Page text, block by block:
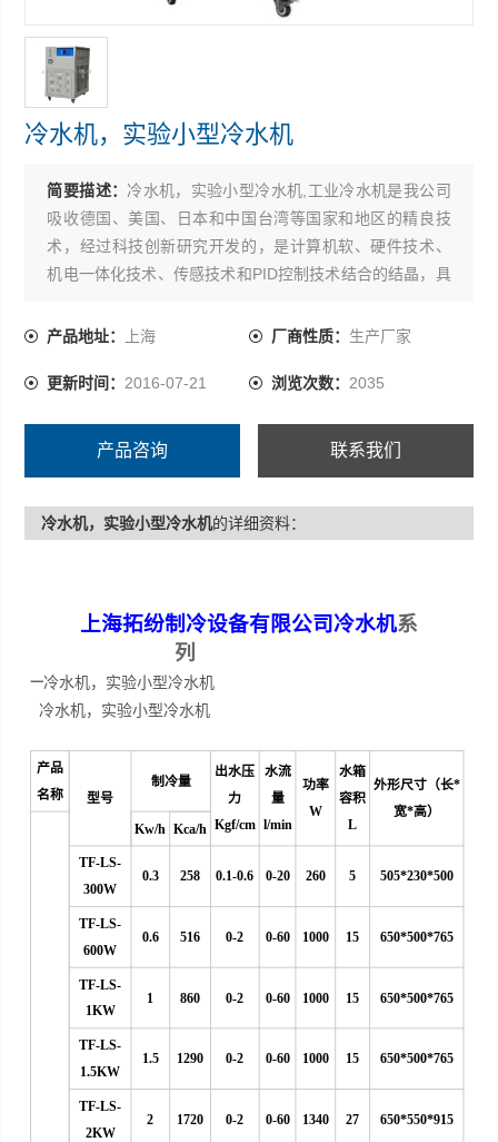
冷水机，实验小型冷水机
简要描述： 冷水机，实验小型冷水机,工业冷水机是我公司
吸收德国、美国、日本和中国台湾等国家和地区的精良技
术，经过科技创新研究开发的，是计算机软、硬件技术、
机电一体化技术、传感技术和PID控制技术结合的结晶，具
产品地址：
上海 厂商性质： 生产厂家
更新时间： 2016-07-21 浏览次数： 2035
产品咨询 联系我们
冷水机，实验小型冷水机的详细资料：
上海拓纷制冷设备有限公司冷水机系
列
一冷水机，实验小型冷水机
冷水机，实验小型冷水机
产品
名称
型号
制冷量
出水压
力
Kgf/cm
水流
量
l/min
功率
W
水箱
容积
L
外形尺寸（长*
宽*高）
Kw/h Kca/h
TF-LS-
300W
0.3 258 0.1-0.6 0-20 260 5 505*230*500
TF-LS-
600W
0.6 516 0-2 0-60 1000 15 650*500*765
TF-LS-
1KW
1 860 0-2 0-60 1000 15 650*500*765
TF-LS-
1.5KW
1.5 1290 0-2 0-60 1000 15 650*500*765
TF-LS-
2KW
2 1720 0-2 0-60 1340 27 650*550*915